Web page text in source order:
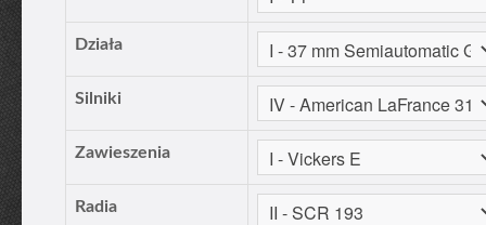
Działa
Silniki
Zawieszenia
Radia